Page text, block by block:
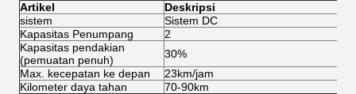
Artikel
Deskripsi
sistem
Sistem DC
Kapasitas Penumpang
2
Kapasitas pendakian
(pemuatan penuh)
30%
Max. kecepatan ke depan
23km/jam
Kilometer daya tahan
70-90km